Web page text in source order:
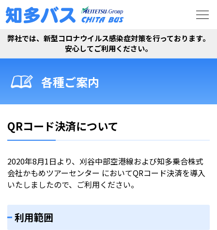
弊社では、新型コロナウイルス感染症対策を行っております。
安心してご利用ください。
各種ご案内
QRコード決済について
2020年8月1日より、刈谷中部空港線および知多乗合株式
会社かもめツアーセンター においてQRコード決済を導入
いたしましたので、ご利用ください。
利用範囲